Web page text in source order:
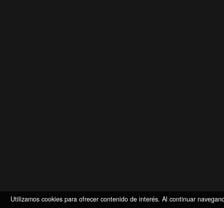
Utilizamos cookies para ofrecer contenido de interés. Al continuar